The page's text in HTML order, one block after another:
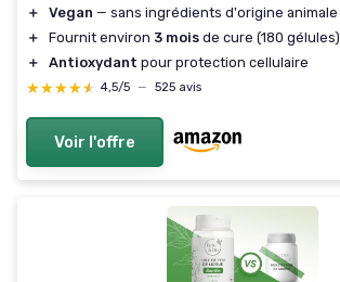
＋
Vegan — sans ingrédients d'origine animale
＋
Fournit environ 3 mois de cure (180 gélules)
＋
Antioxydant pour protection cellulaire
★★★★★
★★★★★ 4,5/5 — 525 avis
Voir l'offre